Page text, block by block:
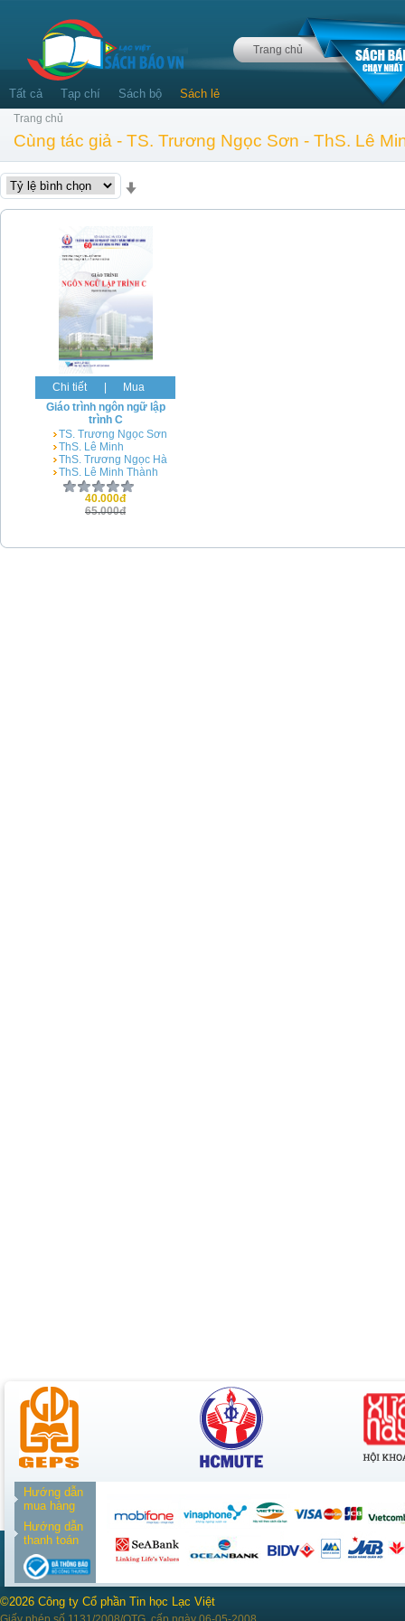
Trang chủ
Tất cả Tạp chí Sách bộ Sách lẻ
Trang chủ
Cùng tác giả - TS. Trương Ngọc Sơn - ThS. Lê
Chi tiết
Mua
Giáo trình ngôn ngữ lập
trình C
TS. Trương Ngọc Sơn
ThS. Lê Minh
ThS. Trương Ngọc Hà
ThS. Lê Minh Thành
40.000đ
65.000đ
Hướng dẫn
mua hàng
Hướng dẫn
thanh toán
©2026 Công ty Cổ phần Tin học Lạc Việt